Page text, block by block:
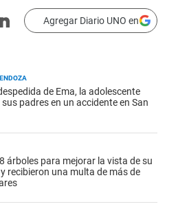
Agregar Diario UNO en
de Ema, la adolescente
padres en un accidente en San
árboles para mejorar la vista de su
recibieron una multa de más de